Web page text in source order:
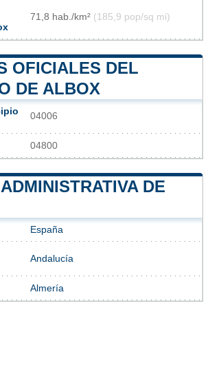
71,8 hab./km² (185,9 pop/sq mi)
OFICIALES DEL
DE ALBOX
04006
04800
DE
España
Andalucía
Almería